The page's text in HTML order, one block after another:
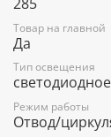
Товар на главной
Да
Тип освещения
Режим работы
Отвод/